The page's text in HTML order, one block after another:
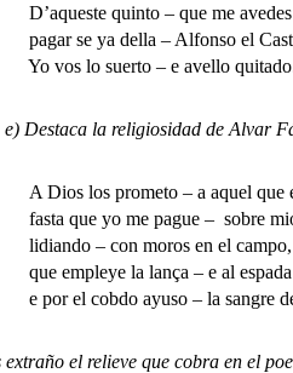
quinto – que me avedes
ya della – Alfonso el
lo suerto – e avello
la religiosidad de Alvar
A Dios los prometo – a aquel que
yo me pague – sobre mio
– con moros en el campo,
la lança – e al espada
cobdo ayuso – la sangre
el relieve que cobra en el